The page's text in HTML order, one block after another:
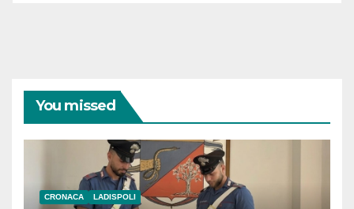
You missed
CRONACA LADISPOLI